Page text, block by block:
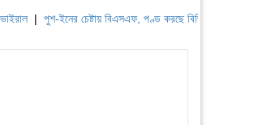
পুশ-ইনের চেষ্টায় বিএসএফ, পণ্ড করছে বিজিবি| লেবাননের ঐতিহাসিক